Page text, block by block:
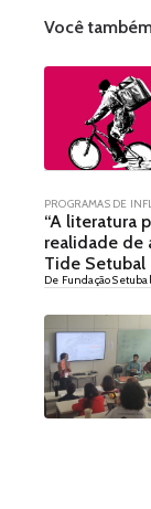
Você
PROGRAMAS DE
“A literatura
realidade de
Tide Setubal
De Fundação Setubal